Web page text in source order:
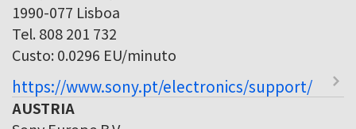
1990-077 Lisboa
Tel. 808 201 732
Custo: 0.0296 EU/minuto
https://www.sony.pt/electronics/support/
AUSTRIA